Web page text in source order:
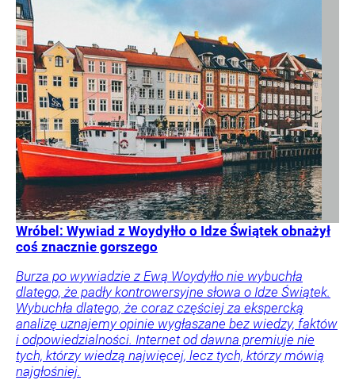
Wróbel: Wywiad z Woydyłło o Idze Świątek obnażył
coś znacznie gorszego
Burza po wywiadzie z Ewą Woydyłło nie wybuchła
dlatego, że padły kontrowersyjne słowa o Idze Świątek.
Wybuchła dlatego, że coraz częściej za ekspercką
analizę uznajemy opinie wygłaszane bez wiedzy, faktów
i odpowiedzialności. Internet od dawna premiuje nie
tych, którzy wiedzą najwięcej, lecz tych, którzy mówią
najgłośniej.